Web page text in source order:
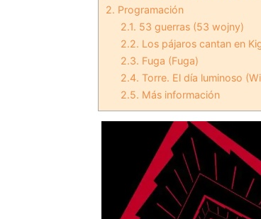
2. Programación
2.1. 53 guerras (53 wojny)
2.2. Los pájaros cantan en
2.3. Fuga (Fuga)
2.4. Torre. El día luminoso
2.5. Más información